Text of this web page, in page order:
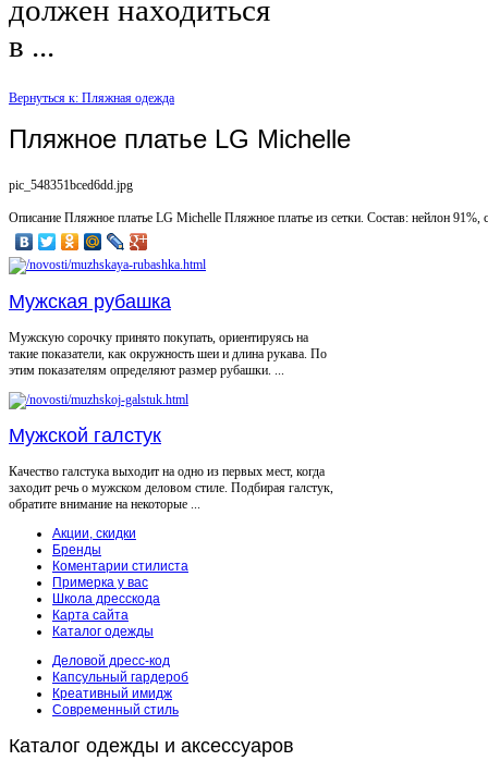
должен находиться
в ...
Вернуться к: Пляжная одежда
Пляжное платье LG Michelle
pic_548351bced6dd.jpg
Описание Пляжное платье LG Michelle Пляжное платье из сетки. Состав: нейлон 91%,
Мужская рубашка
Мужскую сорочку принято покупать, ориентируясь на
такие показатели, как окружность шеи и длина рукава. По
этим показателям определяют размер рубашки. ...
Мужской галстук
Качество галстука выходит на одно из первых мест, когда
заходит речь о мужском деловом стиле. Подбирая галстук,
обратите внимание на некоторые ...
Акции, скидки
Бренды
Коментарии стилиста
Примерка у вас
Школа дресскода
Карта сайта
Каталог одежды
Деловой дресс-код
Капсульный гардероб
Креативный имидж
Современный стиль
Каталог одежды и аксессуаров